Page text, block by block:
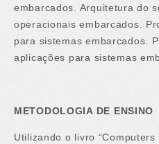
embarcados. Arquitetura do
operacionais embarcados.
para sistemas embarcados.
aplicações para sistemas
METODOLOGIA DE ENSINO
Utilizando o livro